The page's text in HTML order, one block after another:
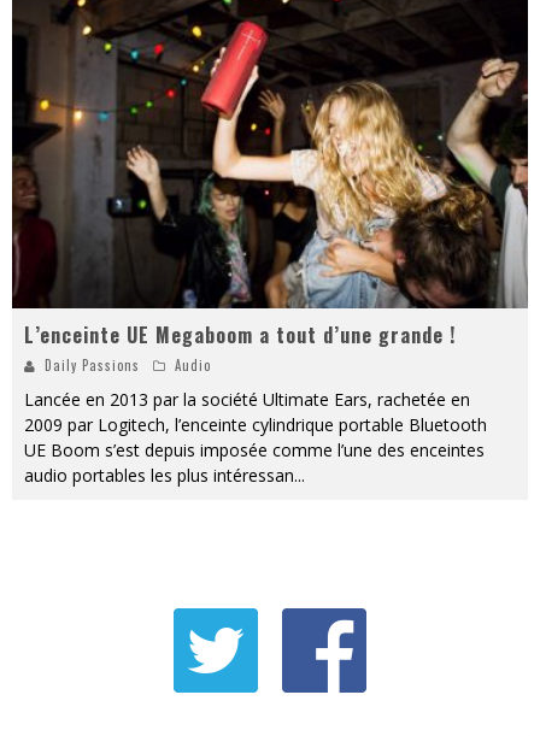
L’enceinte UE Megaboom a tout d’une grande !
Daily Passions Audio
Lancée en 2013 par la société Ultimate Ears, rachetée en
2009 par Logitech, l’enceinte cylindrique portable Bluetooth
UE Boom s’est depuis imposée comme l’une des enceintes
audio portables les plus intéressan...